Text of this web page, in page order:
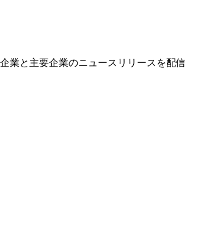
業と主要企業のニュースリリースを配信